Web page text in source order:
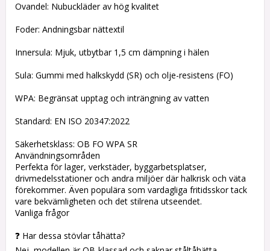
Ovandel: Nubuckläder av hög kvalitet
Foder: Andningsbar nättextil
Innersula: Mjuk, utbytbar 1,5 cm dämpning i hälen
Sula: Gummi med halkskydd (SR) och olje-resistens (FO)
WPA: Begränsat upptag och inträngning av vatten
Standard: EN ISO 20347:2022
Säkerhetsklass: OB FO WPA SR
Användningsområden
Perfekta för lager, verkstäder, byggarbetsplatser,
drivmedelsstationer och andra miljöer där halkrisk och väta
förekommer. Även populära som vardagliga fritidsskor tack
vare bekvämligheten och det stilrena utseendet.
Vanliga frågor
❓ Har dessa stövlar tåhätta?